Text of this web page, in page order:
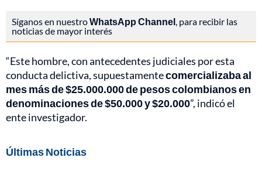
Síganos en nuestroWhatsApp Channel, para recibir las
noticias de mayor interés
“Este hombre, con antecedentes judiciales por esta
conducta delictiva, supuestamentecomercializaba al
mes más de $25.000.000 de pesos colombianos en
denominaciones de $50.000 y $20.000”, indicó el
ente investigador.
Últimas Noticias